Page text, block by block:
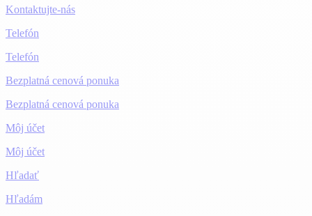
Kontaktujte-nás
Telefón
Telefón
Bezplatná cenová ponuka
Bezplatná cenová ponuka
Môj účet
Môj účet
Hľadať
Hľadám